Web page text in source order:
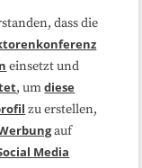
dass die
einsetzt und
, umdiese
zu erstellen,
auf
Media